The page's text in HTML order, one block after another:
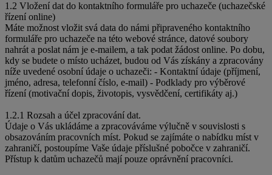
1.2 Vložení dat do kontaktního formuláře pro uchazeče (uchazečské
řízení online)
Máte možnost vložit svá data do námi připraveného kontaktního
formuláře pro uchazeče na této webové stránce, datové soubory
nahrát a poslat nám je e-mailem, a tak podat žádost online. Po dobu,
kdy se budete o místo ucházet, budou od Vás získány a zpracovány
níže uvedené osobní údaje o uchazeči: - Kontaktní údaje (příjmení,
jméno, adresa, telefonní číslo, e-mail) - Podklady pro výběrové
řízení (motivační dopis, životopis, vysvědčení, certifikáty aj.)
1.2.1 Rozsah a účel zpracování dat.
Údaje o Vás ukládáme a zpracováváme výlučně v souvislosti s
obsazováním pracovních míst. Pokud se zajímáte o nabídku míst v
zahraničí, postoupíme Vaše údaje příslušné pobočce v zahraničí.
Přístup k datům uchazečů mají pouze oprávnění pracovníci.